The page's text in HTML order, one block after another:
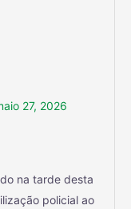
27, 2026
na tarde desta
policial ao